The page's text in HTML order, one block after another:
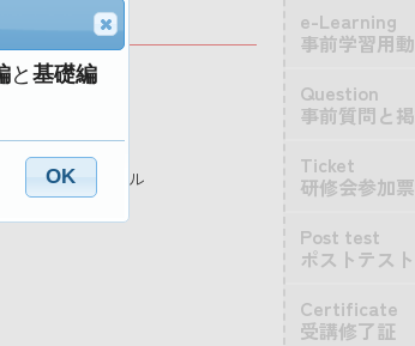
會館住友生命ビル
e-Learning
事前学習用
Question
事前質問と
Ticket
研修会参加票
Post test
ポストテスト
Certificate
受講修了証
と 基礎編
OK